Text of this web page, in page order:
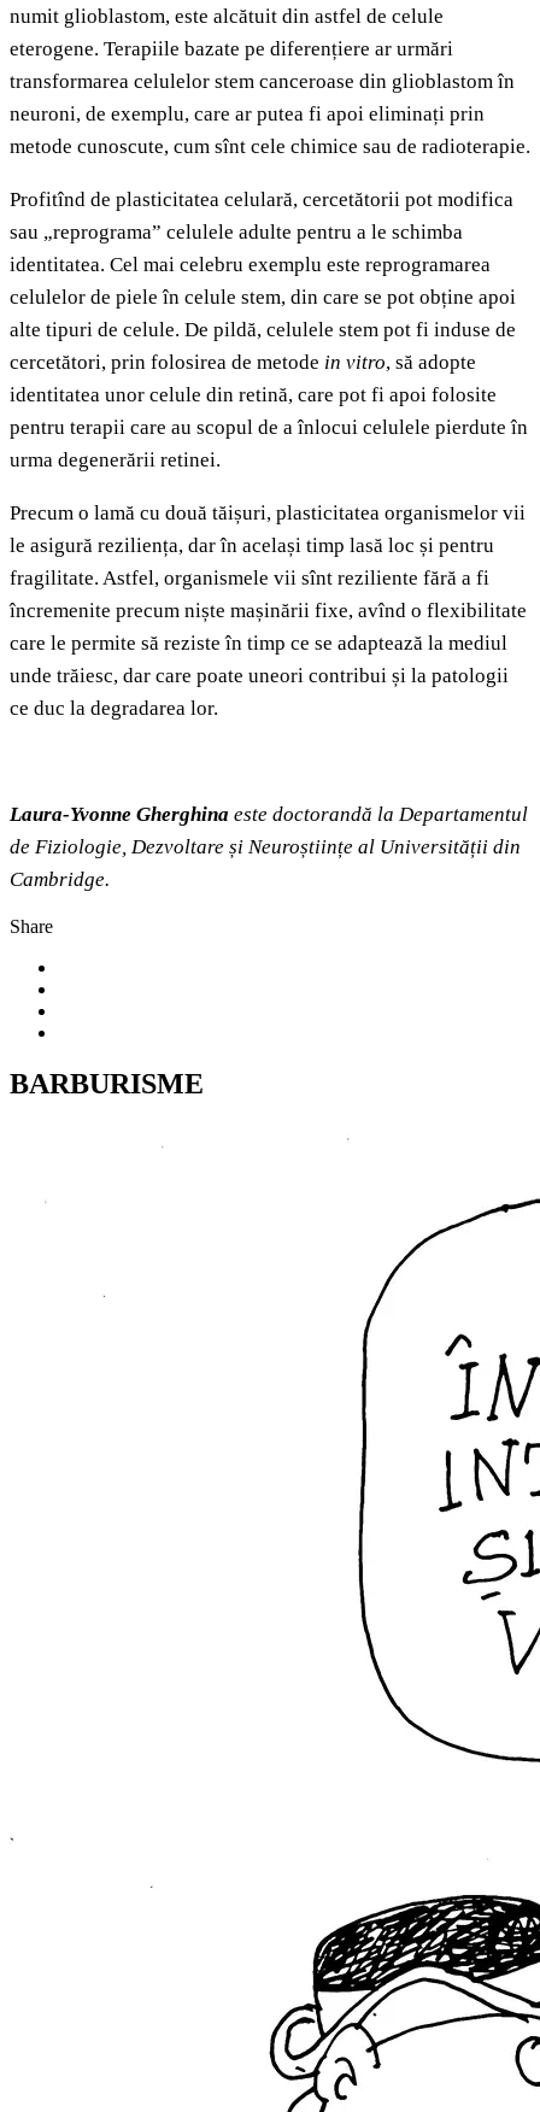
numit glioblastom, este alcătuit din astfel de celule
eterogene. Terapiile bazate pe diferențiere ar urmări
transformarea celulelor stem canceroase din glioblastom în
neuroni, de exemplu, care ar putea fi apoi eliminați prin
metode cunoscute, cum sînt cele chimice sau de radioterapie.
Profitînd de plasticitatea celulară, cercetătorii pot modifica
sau „reprograma” celulele adulte pentru a le schimba
identitatea. Cel mai celebru exemplu este reprogramarea
celulelor de piele în celule stem, din care se pot obține apoi
alte tipuri de celule. De pildă, celulele stem pot fi induse de
cercetători, prin folosirea de metode in vitro, să adopte
identitatea unor celule din retină, care pot fi apoi folosite
pentru terapii care au scopul de a înlocui celulele pierdute în
urma degenerării retinei.
Precum o lamă cu două tăișuri, plasticitatea organismelor vii
le asigură reziliența, dar în același timp lasă loc și pentru
fragilitate. Astfel, organismele vii sînt reziliente fără a fi
încremenite precum niște mașinării fixe, avînd o flexibilitate
care le permite să reziste în timp ce se adaptează la mediul
unde trăiesc, dar care poate uneori contribui și la patologii
ce duc la degradarea lor.
Laura-Yvonne Gherghina este doctorandă la Departamentul
de Fiziologie, Dezvoltare și Neuroștiințe al Universității din
Cambridge.
Share
BARBURISME